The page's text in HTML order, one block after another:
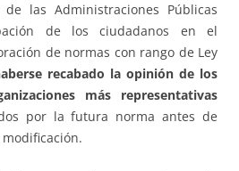
las Administraciones Públicas
de los ciudadanos en el
de normas con rango de Ley
recabado la opinión de los
más representativas
por la futura norma antes de